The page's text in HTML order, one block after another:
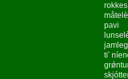
pavi
ti'